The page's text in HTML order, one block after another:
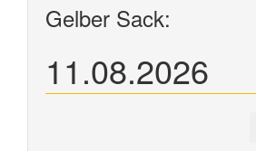
Gelber Sack:
11.08.2026